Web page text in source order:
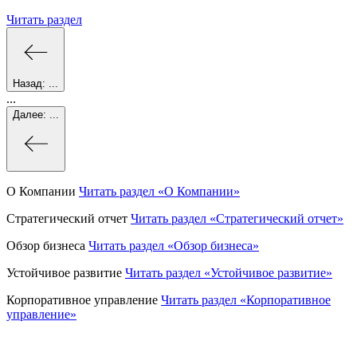
Читать раздел
Назад:
...
Далее:
О Компании Читать раздел «О Компании»
Стратегический отчет Читать раздел «Стратегический отчет»
Обзор бизнеса Читать раздел «Обзор бизнеса»
Устойчивое развитие Читать раздел «Устойчивое развитие»
Корпоративное управление Читать раздел «Корпоративное
управление»